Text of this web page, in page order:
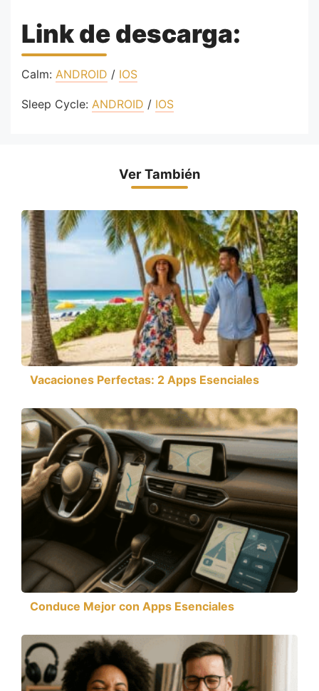
Link de descarga:
Calm: ANDROID / IOS
Sleep Cycle: ANDROID / IOS
Ver También
Vacaciones Perfectas: 2 Apps Esenciales
Conduce Mejor con Apps Esenciales